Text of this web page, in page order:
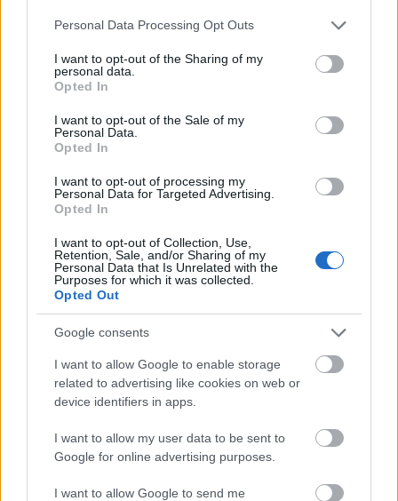
Please note that this website/app uses one or more Google
not limited to your visit or usage behaviour. You may click to
grant or deny consent to Google and its third-party tags to
use your data for below specified purposes in below Google
consent section.
Personal Data Processing Opt Outs
I want to opt-out of the Sharing of my
personal data.
Opted In
I want to opt-out of the Sale of my
Personal Data.
Opted In
I want to opt-out of processing my
Personal Data for Targeted Advertising.
Opted In
I want to opt-out of Collection, Use,
Retention, Sale, and/or Sharing of my
Personal Data that Is Unrelated with the
Purposes for which it was collected.
Opted Out
Google consents
I want to allow Google to enable storage
related to advertising like cookies on web or
device identifiers in apps.
I want to allow my user data to be sent to
Google for online advertising purposes.
I want to allow Google to send me
Egy új magyar csillagos, ami csak
félig magyar. Megmutatom az
világevő•2021. szeptember 04.
Az egyik új hazai Michelin-csillagosban egyszerre
elérhetők a hazai és a portugál gasztronómia
izgalmai.
Egy nagyon portugál befejezés (az ...